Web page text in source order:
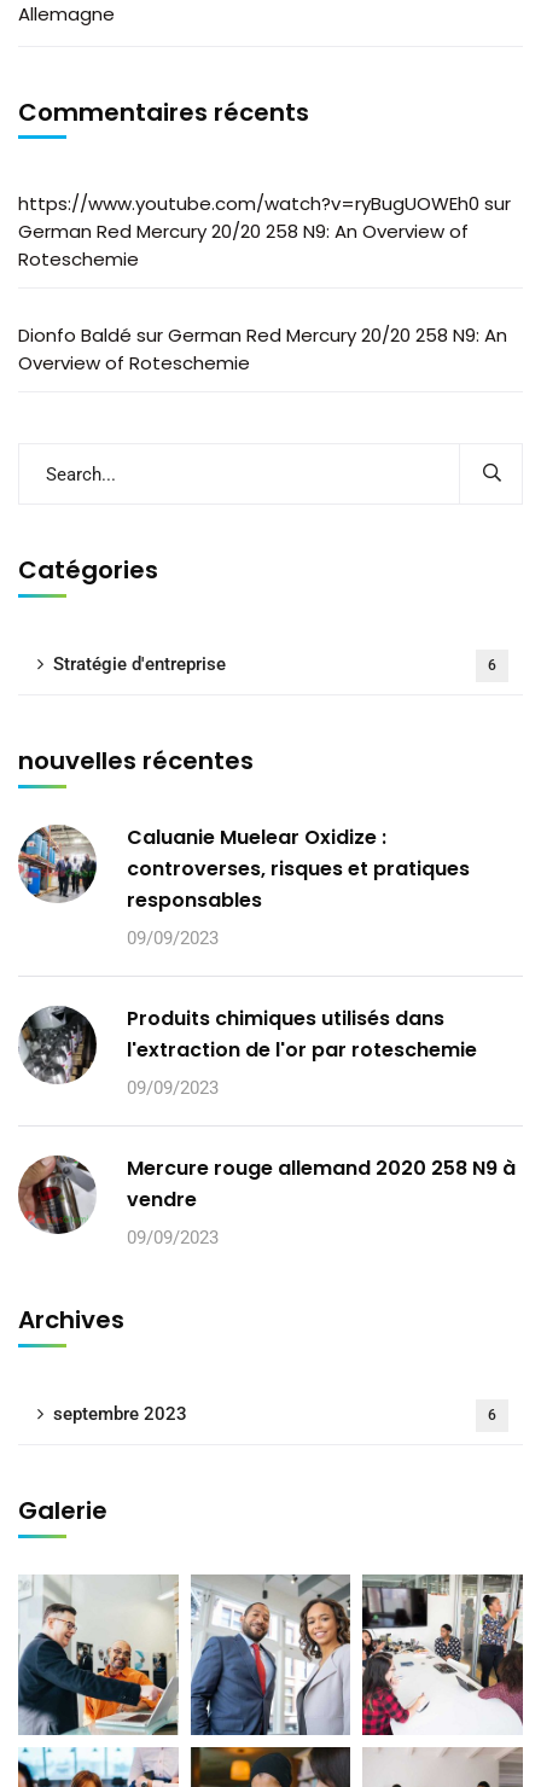
Allemagne
Commentaires récents
https://www.youtube.com/watch?v=ryBugUOWEh0 sur
German Red Mercury 20/20 258 N9: An Overview of
Roteschemie
Dionfo Baldé surGerman Red Mercury 20/20 258 N9: An
Overview of Roteschemie
Catégories
Stratégie d'entreprise 6
nouvelles récentes
Caluanie Muelear Oxidize :
controverses, risques et pratiques
responsables
09/09/2023
Produits chimiques utilisés dans
l'extraction de l'or par roteschemie
09/09/2023
Mercure rouge allemand 2020 258 N9 à
vendre
09/09/2023
Archives
septembre 2023 6
Galerie